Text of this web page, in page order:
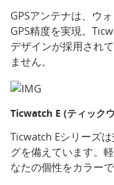
GPSアンテナは、ウ
GPS精度を実現。
デザインが採用され
ません。
Ticwatch E (ティック
Ticwatch Eシリーズ
グを備えています。
なたの個性をカラー